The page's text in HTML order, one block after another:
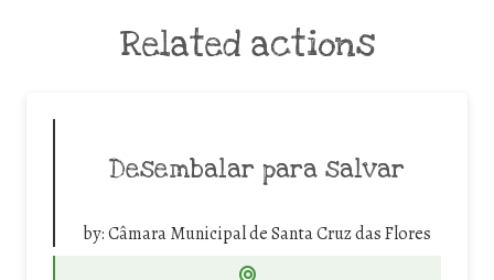
Related actions
Desembalar para salvar
by:Câmara Municipal de Santa Cruz das Flores